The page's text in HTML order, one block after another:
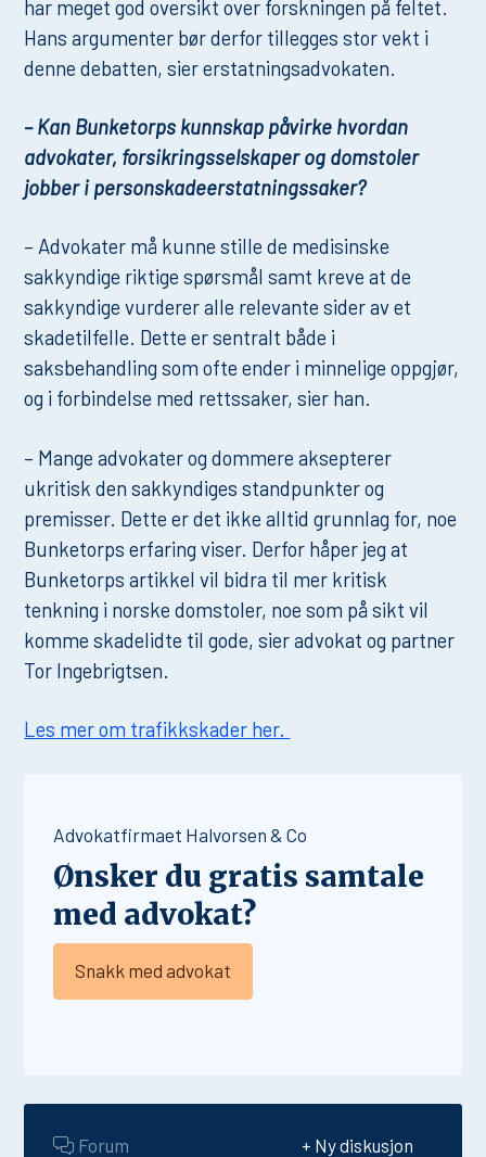
har meget god oversikt over forskningen på feltet.
Hans argumenter bør derfor tillegges stor vekt i
denne debatten, sier erstatningsadvokaten.
– Kan Bunketorps kunnskap påvirke hvordan
advokater, forsikringsselskaper og domstoler
jobber i personskadeerstatningssaker?
– Advokater må kunne stille de medisinske
sakkyndige riktige spørsmål samt kreve at de
sakkyndige vurderer alle relevante sider av et
skadetilfelle. Dette er sentralt både i
saksbehandling som ofte ender i minnelige oppgjør,
og i forbindelse med rettssaker, sier han.
– Mange advokater og dommere aksepterer
ukritisk den sakkyndiges standpunkter og
premisser. Dette er det ikke alltid grunnlag for, noe
Bunketorps erfaring viser. Derfor håper jeg at
Bunketorps artikkel vil bidra til mer kritisk
tenkning i norske domstoler, noe som på sikt vil
komme skadelidte til gode, sier advokat og partner
Tor Ingebrigtsen.
Les mer om trafikkskader her.
Advokatfirmaet Halvorsen & Co
Ønsker du gratis samtale
med advokat?
Snakk med advokat
Forum + Ny diskusjon